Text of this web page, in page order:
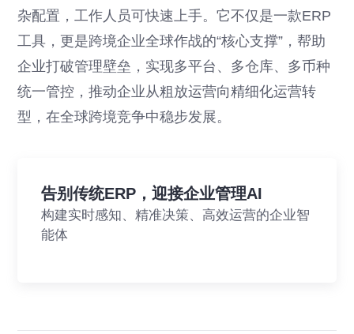
杂配置，工作人员可快速上手。它不仅是一款ERP
工具，更是跨境企业全球作战的“核心支撑”，帮助
企业打破管理壁垒，实现多平台、多仓库、多币种
统一管控，推动企业从粗放运营向精细化运营转
型，在全球跨境竞争中稳步发展。
告别传统ERP，迎接企业管理AI
构建实时感知、精准决策、高效运营的企业智
能体